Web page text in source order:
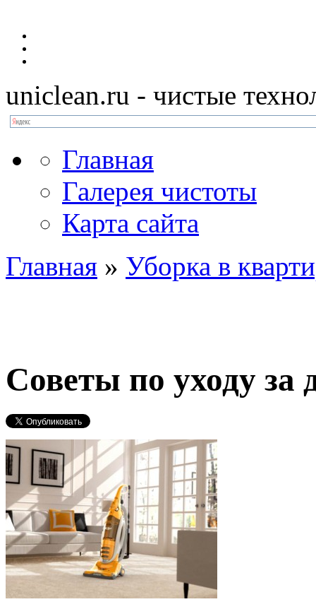
uniclean.ru - чистые
Главная
Галерея чистоты
Карта сайта
Главная » Уборка в
Советы по уходу за